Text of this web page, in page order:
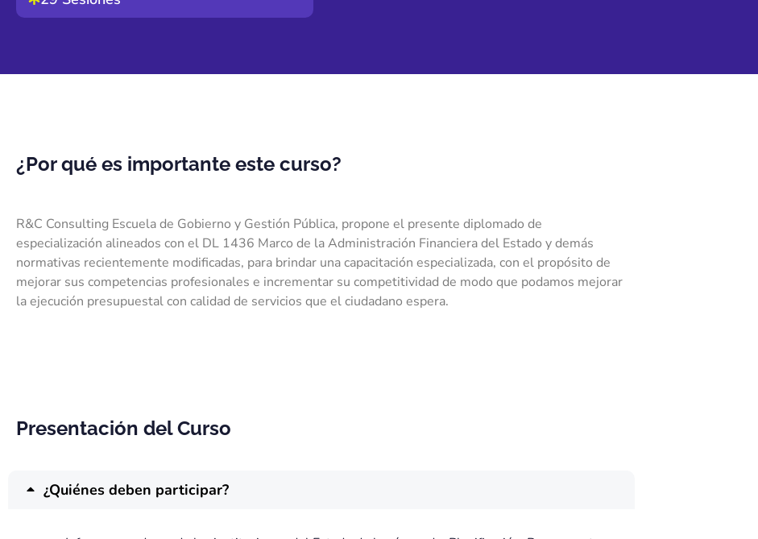
¿Por qué es importante este curso?
R&C Consulting Escuela de Gobierno y Gestión Pública, propone el presente diplomado de
especialización alineados con el DL 1436 Marco de la Administración Financiera del Estado y demás
normativas recientemente modificadas, para brindar una capacitación especializada, con el propósito de
mejorar sus competencias profesionales e incrementar su competitividad de modo que podamos mejorar
la ejecución presupuestal con calidad de servicios que el ciudadano espera.
Presentación del Curso
¿Quiénes deben participar?